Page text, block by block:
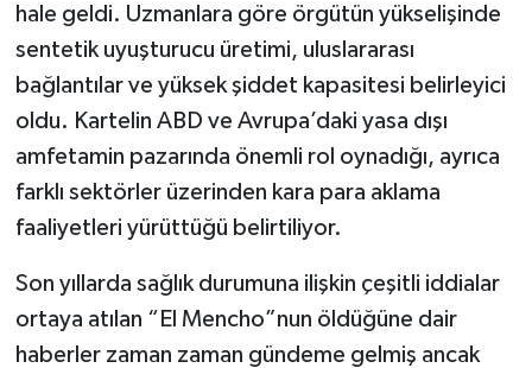
hale geldi. Uzmanlara göre örgütün yükselişinde
sentetik uyuşturucu üretimi, uluslararası
bağlantılar ve yüksek şiddet kapasitesi belirleyici
oldu. Kartelin ABD ve Avrupa’daki yasa dışı
amfetamin pazarında önemli rol oynadığı, ayrıca
farklı sektörler üzerinden kara para aklama
faaliyetleri yürüttüğü belirtiliyor.
Son yıllarda sağlık durumuna ilişkin çeşitli iddialar
ortaya atılan “El Mencho”nun öldüğüne dair
haberler zaman zaman gündeme gelmiş ancak